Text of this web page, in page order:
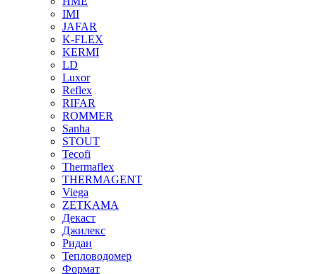
IMI
JAFAR
K-FLEX
KERMI
LD
Luxor
Reflex
RIFAR
ROMMER
Sanha
STOUT
Tecofi
Thermaflex
THERMAGENT
Viega
ZETKAMA
Декаст
Джилекс
Ридан
Тепловодомер
Формат